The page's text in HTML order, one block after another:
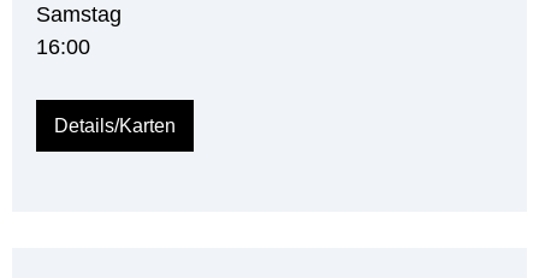
Samstag
16:00
Details/Karten